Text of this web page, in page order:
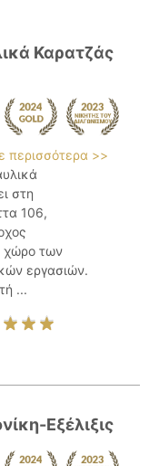
Καρατζάς
περισσότερα >>
στη
106,
χώρο των
εργασιών.
...
Εξέλιξις